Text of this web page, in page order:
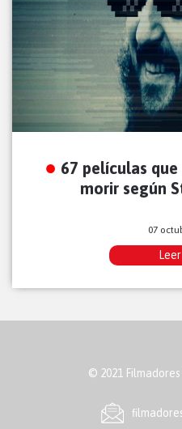
67 películas
morir según
07
© 2021